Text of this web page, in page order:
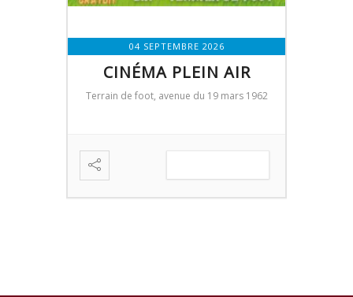
04 SEPTEMBRE 2026
CINÉMA PLEIN AIR
Terrain de foot, avenue du 19 mars 1962